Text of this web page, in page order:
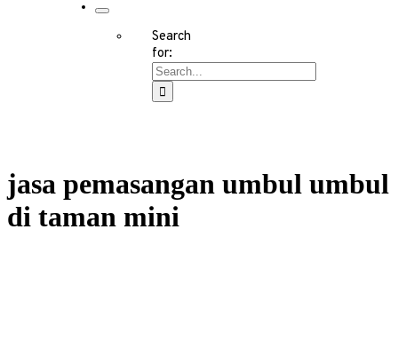
Search
for:
jasa pemasangan umbul umbul
di taman mini